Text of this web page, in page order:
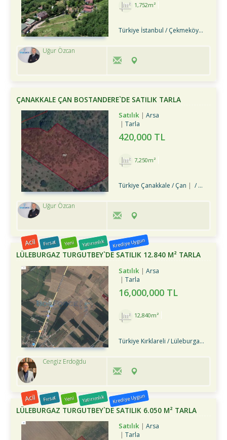
1,752m²
Türkiye İstanbul / Çekmeköy
Uğur Özcan
ÇANAKKALE ÇAN BOSTANDERE`DE SATILIK TARLA
Satılık
Arsa
Tarla
420,000 TL
7,250m²
Türkiye Çanakkale / Çan / Bostandere Köyü
Uğur Özcan
Acil Fırsat Yeni Yatırımlık Krediye Uygun
LÜLEBURGAZ TURGUTBEY`DE SATILIK 12.840 M² TARLA
Satılık
Arsa
Tarla
16,000,000 TL
12,840m²
Türkiye Kırklareli / Lüleburgaz
Cengiz Erdoğdu
Acil Fırsat Yeni Yatırımlık Krediye Uygun
LÜLEBURGAZ TURGUTBEY`DE SATILIK 6.050 M² TARLA
Satılık
Arsa
Tarla